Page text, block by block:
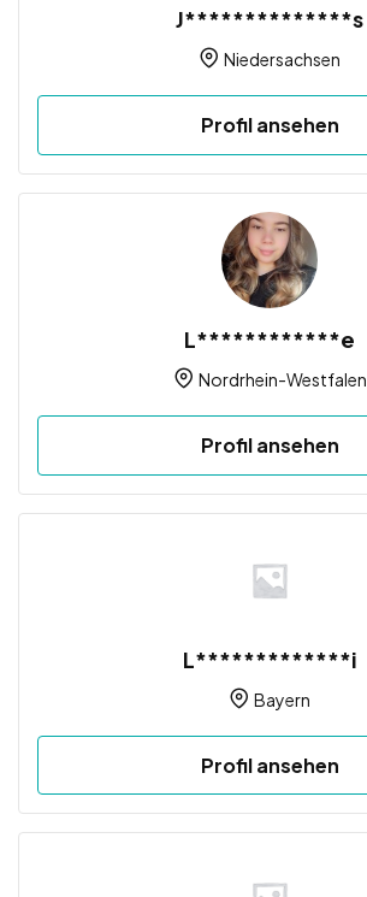
J**************s
Niedersachsen
Profil ansehen
L************e
Nordrhein-Westfalen
Profil ansehen
L*************i
Bayern
Profil ansehen